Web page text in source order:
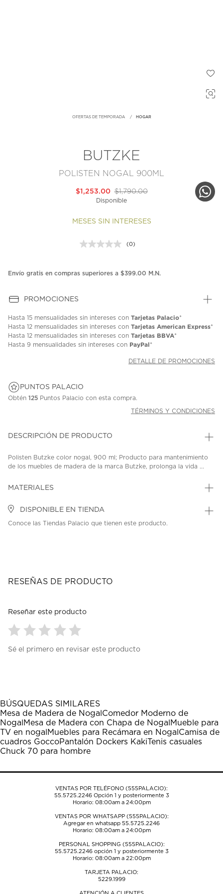
OFERTAS DE TEMPORADA HOGAR
BUTZKE
POLISTEN NOGAL 900ML
$1,790.00
$1,253.00
Disponible
MESES SIN INTERESES
Sin
en
(0)
Envío gratis en compras superiores a $399.00 M.N.
PROMOCIONES
Hasta 15 mensualidades sin intereses con Tarjetas Palacio*
Hasta 12 mensualidades sin intereses con Tarjetas American Express*
Hasta 12 mensualidades sin intereses con Tarjetas BBVA*
Hasta 9 mensualidades sin intereses con PayPal*
DETALLE DE PROMOCIONES
PUNTOS PALACIO
Obtén 125 Puntos Palacio con esta compra.
TÉRMINOS Y CONDICIONES
DESCRIPCIÓN DE PRODUCTO
Polisten Butzke color nogal, 900 ml; Producto para mantenimiento
de los muebles de madera de la marca Butzke, prolonga la vida ...
MATERIALES
DISPONIBLE EN TIENDA
Conoce las Tiendas Palacio que tienen este producto.
RESEÑAS DE PRODUCTO
Reseñar este producto
para
1
estrella
Esta
acción
abrirá
el
formulario
envío.
para
estrellas.
Esta
acción
abrirá
el
formulario
envío.
para
estrellas.
Esta
acción
abrirá
el
formulario
envío.
para
estrellas.
Esta
acción
abrirá
el
formulario
envío.
para
estrellas.
Esta
acción
abrirá
el
formulario
envío.
Sé el primero en revisar este producto
BÚSQUEDAS SIMILARES
Mesa de Madera de Nogal Comedor Moderno de
Nogal Mesa de Madera con Chapa de Nogal Mueble para
TV en nogal Muebles para Recámara en Nogal Camisa de
cuadros GoccoPantalón Dockers KakiTenis casuales
Chuck 70 para hombre
VENTAS POR TELÉFONO (555PALACIO):
55.5725.2246Opción 1 y posteriormente 3
Horario: 08:00am a 24:00pm
VENTAS POR WHATSAPP (555PALACIO):
Agregar en whatsapp 55.5725.2246
Horario: 08:00am a 24:00pm
PERSONAL SHOPPING (555PALACIO):
55.5725.2246opción 1 y posteriormente 3
Horario: 08:00am a 22:00pm
TARJETA PALACIO:
5229.1999